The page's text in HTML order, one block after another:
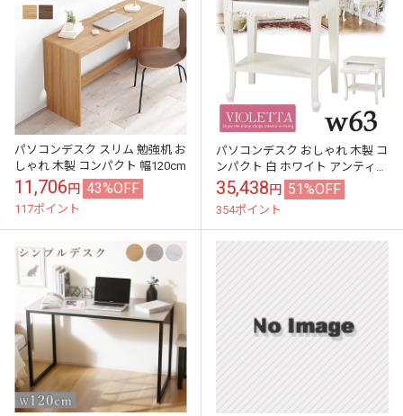
パソコンデスク スリム 勉強机 お
しゃれ 木製 コンパクト 幅120cm
11,706円 43%OFF
117ポイント
パソコンデスク おしゃれ 木製 コ
ンパクト 白 ホワイト アンティー
ク
35,438円 51%OFF
354ポイント